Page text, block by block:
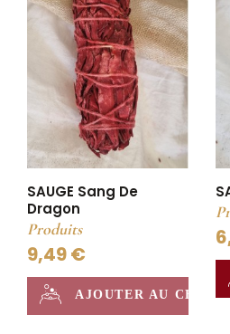
SAUGE Sang De
Dragon
Produits
9,49 €
AJOUTER AU